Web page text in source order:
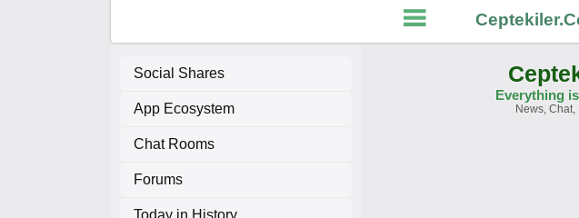
Social Shares
App Ecosystem
Chat Rooms
Forums
Today in History
Everything
News, Chat,